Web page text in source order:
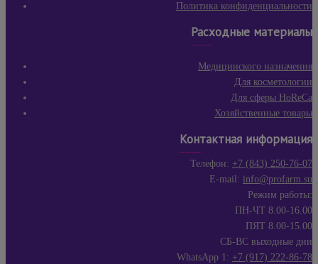
Политика конфиденциальности
Расходные материалы
Медицинского назначения
Для косметологии
Для сферы HoReCa
Хозяйственные товары
Контактная информация
Телефон: +7 (843) 250-76-07
E-mail: info@profarm.su
Режим работы:
ПН-ЧТ 8.00-16.00
ПЯТ 8.00-15.00
СБ-ВС выходные дни
WhatsApp 1: +7 (917) 222-86-78